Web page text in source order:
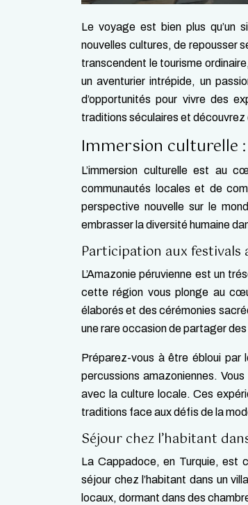
Le voyage est bien plus qu’un
nouvelles cultures, de repousser
transcendent le tourisme
un aventurier intrépide, un
d’opportunités pour vivre des
traditions séculaires et découvrez
Immersion culturelle
L’immersion culturelle est au
communautés locales et de
perspective nouvelle sur le
embrasser la diversité humaine
Participation aux festivals
L’Amazonie péruvienne est un
cette région vous plonge au
élaborés et des cérémonies
une rare occasion de partager
Préparez-vous à être ébloui par
percussions amazoniennes.
avec la culture locale. Ces
traditions face aux défis de la
Séjour chez l’habitant
La Cappadoce, en Turquie, est
séjour chez l’habitant dans un
locaux, dormant dans des